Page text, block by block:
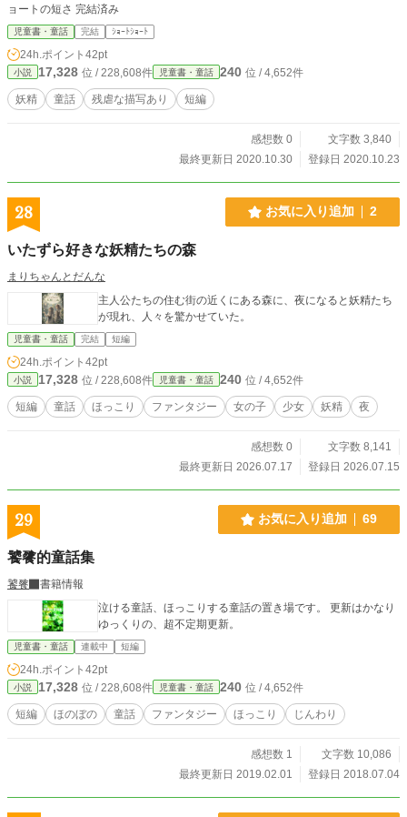
ョートの短さ 完結済み
児童書・童話 完結 ｼｮｰﾄｼｮｰﾄ
24h.ポイント 42pt
小説 17,328 位 / 228,608件 児童書・童話 240 位 / 4,652件
妖精 童話 残虐な描写あり 短編
感想数 0
文字数 3,840
最終更新日 2020.10.30
登録日 2020.10.23
28 お気に入り追加 2
いたずら好きな妖精たちの森
まりちゃんとだんな
主人公たちの住む街の近くにある森に、夜になると妖精たち
が現れ、人々を驚かせていた。
児童書・童話 完結 短編
24h.ポイント 42pt
小説 17,328 位 / 228,608件 児童書・童話 240 位 / 4,652件
短編 童話 ほっこり ファンタジー 女の子 少女 妖精 夜
感想数 0
文字数 8,141
最終更新日 2026.07.17
登録日 2026.07.15
29 お気に入り追加 69
饕餮的童話集
饕餮
書籍情報
泣ける童話、ほっこりする童話の置き場です。 更新はかなり
ゆっくりの、超不定期更新。
児童書・童話 連載中 短編
24h.ポイント 42pt
小説 17,328 位 / 228,608件 児童書・童話 240 位 / 4,652件
短編 ほのぼの 童話 ファンタジー ほっこり じんわり
感想数 1
文字数 10,086
最終更新日 2019.02.01
登録日 2018.07.04